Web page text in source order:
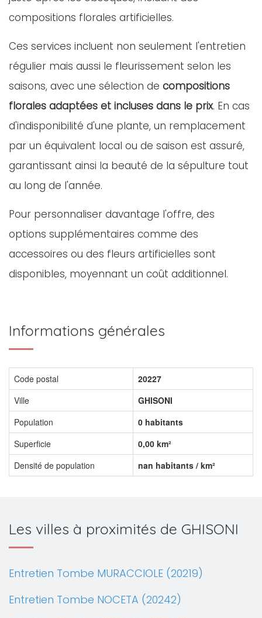
compositions florales artificielles.
Ces services incluent non seulement l'entretien
régulier mais aussi le fleurissement selon les
saisons, avec une sélection de compositions
florales adaptées et incluses dans le prix. En cas
d'indisponibilité d'une plante, un remplacement
par un équivalent local ou de saison est assuré,
garantissant ainsi la beauté de la sépulture tout
au long de l'année.
Pour personnaliser davantage l'offre, des
options supplémentaires comme des
accessoires ou des fleurs artificielles sont
disponibles, moyennant un coût additionnel.
Informations générales
Code postal
20227
Ville
GHISONI
Population
0 habitants
Superficie
0,00 km²
Densité de population
nan habitants / km²
Les villes à proximités de GHISONI
Entretien Tombe MURACCIOLE (20219)
Entretien Tombe NOCETA (20242)